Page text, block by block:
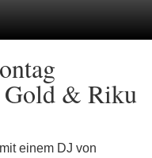
& Riku
einem DJ von